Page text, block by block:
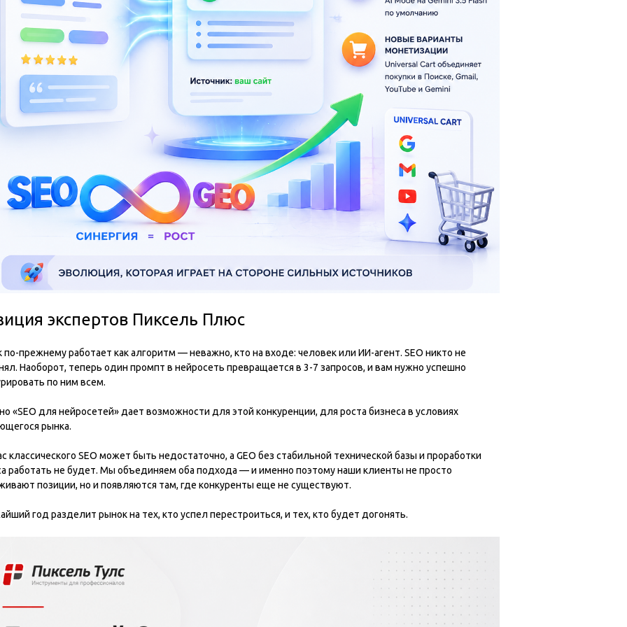
экспертов Пиксель Плюс
по-прежнему работает как алгоритм — неважно, кто на входе: человек или ИИ-агент. SEO никто не
Наоборот, теперь один промпт в нейросеть превращается в 3-7 запросов, и вам нужно успешно
по ним всем.
«SEO для нейросетей» дает возможности для этой конкуренции, для роста бизнеса в условиях
рынка.
классического SEO может быть недостаточно, а GEO без стабильной технической базы и проработки
работать не будет. Мы объединяем оба подхода — и именно поэтому наши клиенты не просто
позиции, но и появляются там, где конкуренты еще не существуют.
год разделит рынок на тех, кто успел перестроиться, и тех, кто будет догонять.